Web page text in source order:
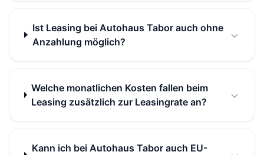
Ist Leasing bei Autohaus Tabor auch ohne
Anzahlung möglich?
Welche monatlichen Kosten fallen beim
Leasing zusätzlich zur Leasingrate an?
Kann ich bei Autohaus Tabor auch EU-